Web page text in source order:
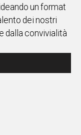
un format
dei nostri
dalla convivialità